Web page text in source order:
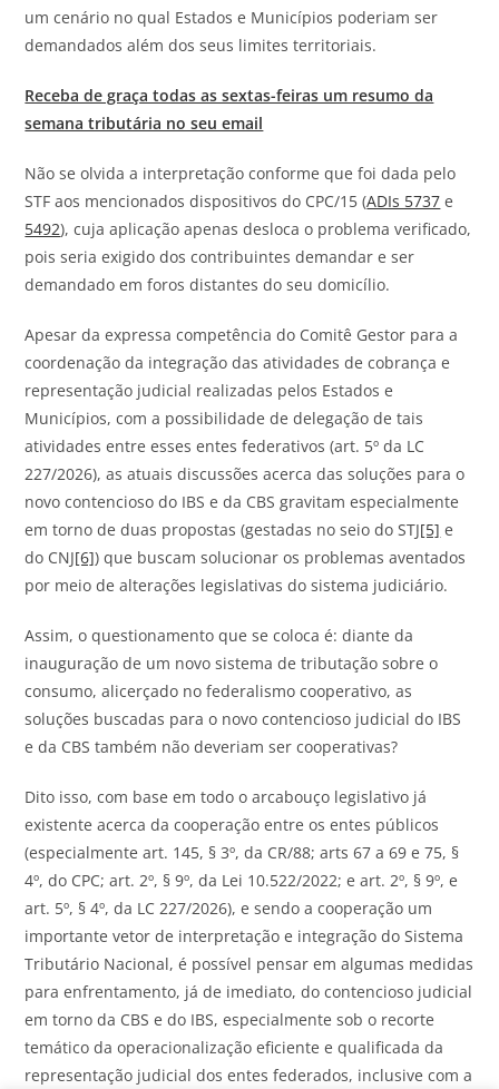
um cenário no qual Estados e Municípios poderiam ser
demandados além dos seus limites territoriais.
Receba de graça todas as sextas-feiras um resumo da
semana tributária no seu email
Não se olvida a interpretação conforme que foi dada pelo
STF aos mencionados dispositivos do CPC/15 (ADIs 5737 e
5492), cuja aplicação apenas desloca o problema verificado,
pois seria exigido dos contribuintes demandar e ser
demandado em foros distantes do seu domicílio.
Apesar da expressa competência do Comitê Gestor para a
coordenação da integração das atividades de cobrança e
representação judicial realizadas pelos Estados e
Municípios, com a possibilidade de delegação de tais
atividades entre esses entes federativos (art. 5º da LC
227/2026), as atuais discussões acerca das soluções para o
novo contencioso do IBS e da CBS gravitam especialmente
em torno de duas propostas (gestadas no seio do STJ[5] e
do CNJ[6]) que buscam solucionar os problemas aventados
por meio de alterações legislativas do sistema judiciário.
Assim, o questionamento que se coloca é: diante da
inauguração de um novo sistema de tributação sobre o
consumo, alicerçado no federalismo cooperativo, as
soluções buscadas para o novo contencioso judicial do IBS
e da CBS também não deveriam ser cooperativas?
Dito isso, com base em todo o arcabouço legislativo já
existente acerca da cooperação entre os entes públicos
(especialmente art. 145, § 3º, da CR/88; arts 67 a 69 e 75, §
4º, do CPC; art. 2º, § 9º, da Lei 10.522/2022; e art. 2º, § 9º, e
art. 5º, § 4º, da LC 227/2026), e sendo a cooperação um
importante vetor de interpretação e integração do Sistema
Tributário Nacional, é possível pensar em algumas medidas
para enfrentamento, já de imediato, do contencioso judicial
em torno da CBS e do IBS, especialmente sob o recorte
temático da operacionalização eficiente e qualificada da
representação judicial dos entes federados, inclusive com a